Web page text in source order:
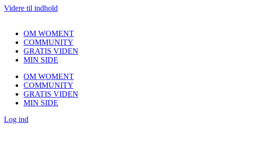
Videre til indhold
OM WOMENT
COMMUNITY
GRATIS VIDEN
MIN SIDE
OM WOMENT
COMMUNITY
GRATIS VIDEN
MIN SIDE
Log ind